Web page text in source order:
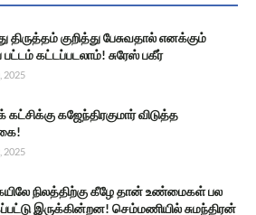
திருத்தம் குறித்து பேசுவதால் எனக்கும்
பட்டம் கட்டப்படலாம்! சுரேஸ் பகீர்
2025
கட்சிக்கு கஜேந்திரகுமார் விடுத்த
2025
நிலத்திற்கு கீழே தான் உண்மைகள் பல
இருக்கின்றன! செம்மணியில் சுமந்திரன்